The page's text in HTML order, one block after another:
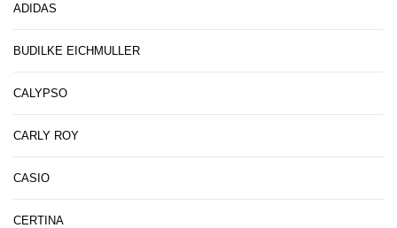
ADIDAS
BUDILKE EICHMULLER
CALYPSO
CARLY ROY
CASIO
CERTINA